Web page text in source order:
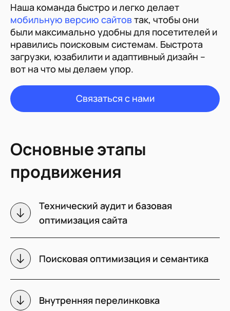
Наша команда быстро и легко делает
мобильную версию сайтовтак, чтобы они
были максимально удобны для посетителей и
нравились поисковым системам. Быстрота
загрузки, юзабилити и адаптивный дизайн –
вот на что мы делаем упор.
Связаться с нами
Основные этапы
продвижения
Технический аудит и базовая
оптимизация сайта
Поисковая оптимизация и семантика
Внутренняя перелинковка